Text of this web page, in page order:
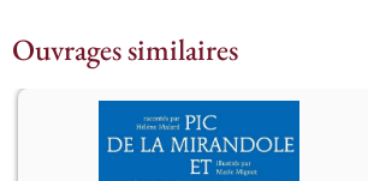
Ouvrages similaires
									Dans
une Italie à feu et à sang, Pic de La